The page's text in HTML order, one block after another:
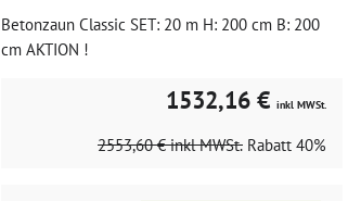
Betonzaun Classic SET: 20 m H: 200 cm B: 200
cm AKTION !
1532,16 € inkl MWSt.
2553,60 € inkl MWSt. Rabatt 40%